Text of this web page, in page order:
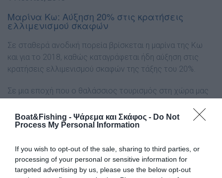
Boat&Fishing - Ψάρεμα και Σκάφος - Do Not
Process My Personal Information
If you wish to opt-out of the sale, sharing to third parties, or
processing of your personal or sensitive information for
targeted advertising by us, please use the below opt-out
Μαρίνα Κω: Αύξηση 20% στις κρατήσεις
ελλιμενισμού σκαφών
Σε σταθερά ανοδική πορεία βρίσκεται η μαρίνα της Κω
και για το 2018, καθώς καταγράφεται ήδη αύξηση στις
κρατήσεις ελλιμενισμού σκαφών της τάξης του 20%.
Σε μια εποχή που ο θαλάσσιος τουρισμός στη χώρα μας
η μαρίνα της Κω, που βραβεύθηκε και ως η δεύτερη
καλύτερη Μαρίνα της Ευρώπης, από το διεθνώς
επιβεβαιώνει τη δυναμική της.
Σύμφωνα με το δήμο, η αύξηση των κρατήσεων στη